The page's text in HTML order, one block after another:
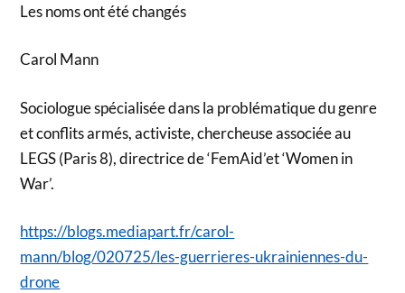
Les noms ont été changés
Carol Mann
Sociologue spécialisée dans la problématique du genre
et conflits armés, activiste, chercheuse associée au
LEGS (Paris 8), directrice de ‘FemAid’et ‘Women in
War’.
https://blogs.mediapart.fr/carol-
mann/blog/020725/les-guerrieres-ukrainiennes-du-
drone